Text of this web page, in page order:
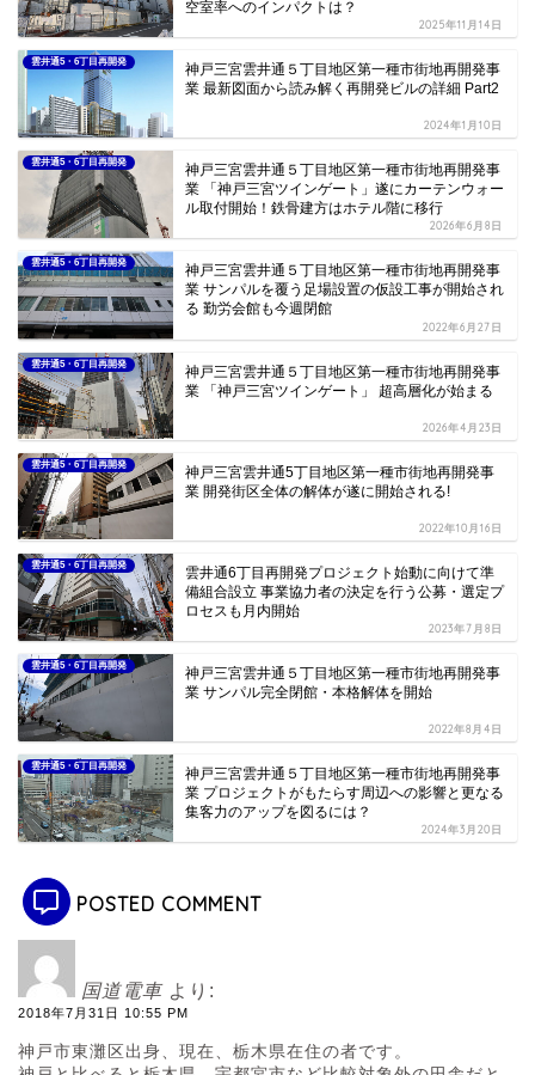
空室率へのインパクトは？
2025年11月14日
雲井通5・6丁目再開発
神戸三宮雲井通５丁目地区第一種市街地再開発事
業 最新図面から読み解く再開発ビルの詳細 Part2
2024年1月10日
雲井通5・6丁目再開発
神戸三宮雲井通５丁目地区第一種市街地再開発事
業 「神戸三宮ツインゲート」遂にカーテンウォー
ル取付開始！鉄骨建方はホテル階に移行
2026年6月8日
雲井通5・6丁目再開発
神戸三宮雲井通５丁目地区第一種市街地再開発事
業 サンパルを覆う足場設置の仮設工事が開始され
る 勤労会館も今週閉館
2022年6月27日
雲井通5・6丁目再開発
神戸三宮雲井通５丁目地区第一種市街地再開発事
業 「神戸三宮ツインゲート」 超高層化が始まる
2026年4月23日
雲井通5・6丁目再開発
神戸三宮雲井通5丁目地区第一種市街地再開発事
業 開発街区全体の解体が遂に開始される!
2022年10月16日
雲井通5・6丁目再開発
雲井通6丁目再開発プロジェクト始動に向けて準
備組合設立 事業協力者の決定を行う公募・選定プ
ロセスも月内開始
2023年7月8日
雲井通5・6丁目再開発
神戸三宮雲井通５丁目地区第一種市街地再開発事
業 サンパル完全閉館・本格解体を開始
2022年8月4日
雲井通5・6丁目再開発
神戸三宮雲井通５丁目地区第一種市街地再開発事
業 プロジェクトがもたらす周辺への影響と更なる
集客力のアップを図るには？
2024年3月20日
POSTED COMMENT
国道電車 より:
2018年7月31日 10:55 PM
神戸市東灘区出身、現在、栃木県在住の者です。